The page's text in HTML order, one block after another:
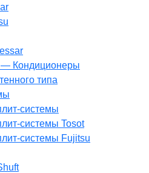
— Кондиционеры
типа
системы
системы Tosot
системы Fujitsu